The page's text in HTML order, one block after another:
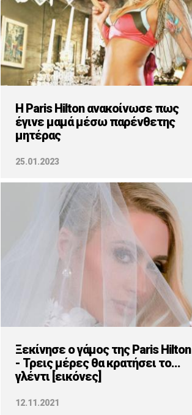
H Paris Hilton ανακοίνωσε πως
έγινε μαμά μέσω παρένθετης
μητέρας
25.01.2023
Ξεκίνησε ο γάμος της Paris Hilton
- Τρεις μέρες θα κρατήσει το...
γλέντι [εικόνες]
12.11.2021